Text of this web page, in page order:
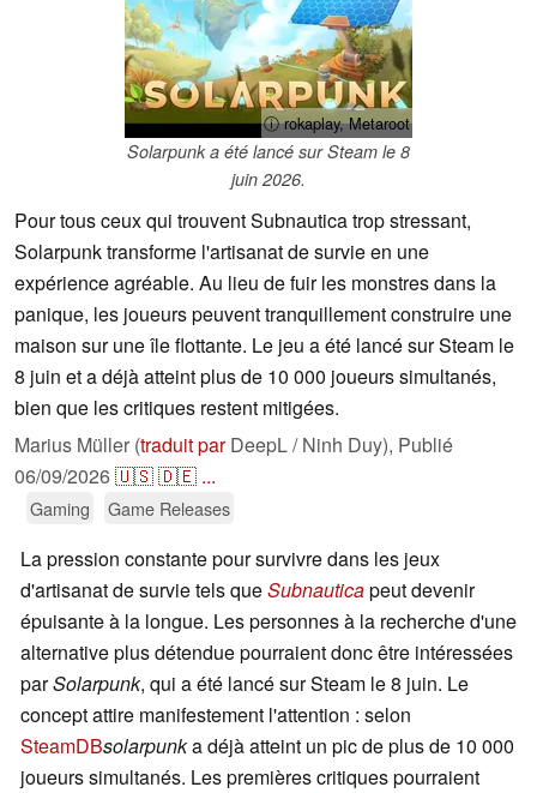
ⓘ rokaplay, Metaroot
Solarpunk a été lancé sur Steam le 8
juin 2026.
Pour tous ceux qui trouvent Subnautica trop stressant,
Solarpunk transforme l'artisanat de survie en une
expérience agréable. Au lieu de fuir les monstres dans la
panique, les joueurs peuvent tranquillement construire une
maison sur une île flottante. Le jeu a été lancé sur Steam le
8 juin et a déjà atteint plus de 10 000 joueurs simultanés,
bien que les critiques restent mitigées.
Marius Müller (traduit parDeepL / Ninh Duy), Publié
06/09/2026🇺🇸🇩🇪 ...
Gaming Game Releases
La pression constante pour survivre dans les jeux
d'artisanat de survie tels queSubnauticapeut devenir
épuisante à la longue. Les personnes à la recherche d'une
alternative plus détendue pourraient donc être intéressées
parSolarpunk, qui a été lancé sur Steam le 8 juin. Le
concept attire manifestement l'attention : selon
SteamDBsolarpunka déjà atteint un pic de plus de 10 000
joueurs simultanés. Les premières critiques pourraient